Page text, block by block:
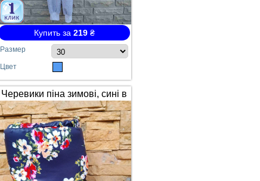
Купить за 219₴
Размер
Цвет
Черевики піна зимові, сині в
квітах